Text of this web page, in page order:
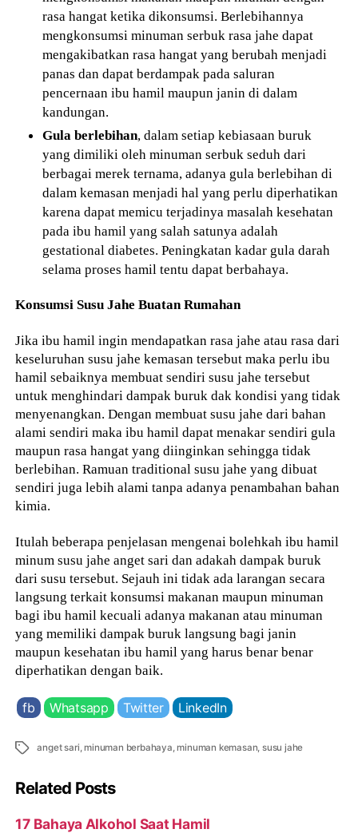
rasa hangat ketika dikonsumsi. Berlebihannya
mengkonsumsi minuman serbuk rasa jahe dapat
mengakibatkan rasa hangat yang berubah menjadi
panas dan dapat berdampak pada saluran
pencernaan ibu hamil maupun janin di dalam
kandungan.
Gula berlebihan, dalam setiap kebiasaan buruk
yang dimiliki oleh minuman serbuk seduh dari
berbagai merek ternama, adanya gula berlebihan di
dalam kemasan menjadi hal yang perlu diperhatikan
karena dapat memicu terjadinya masalah kesehatan
pada ibu hamil yang salah satunya adalah
gestational diabetes. Peningkatan kadar gula darah
selama proses hamil tentu dapat berbahaya.
Konsumsi Susu Jahe Buatan Rumahan
Jika ibu hamil ingin mendapatkan rasa jahe atau rasa dari
keseluruhan susu jahe kemasan tersebut maka perlu ibu
hamil sebaiknya membuat sendiri susu jahe tersebut
untuk menghindari dampak buruk dak kondisi yang tidak
menyenangkan. Dengan membuat susu jahe dari bahan
alami sendiri maka ibu hamil dapat menakar sendiri gula
maupun rasa hangat yang diinginkan sehingga tidak
berlebihan. Ramuan traditional susu jahe yang dibuat
sendiri juga lebih alami tanpa adanya penambahan bahan
kimia.
Itulah beberapa penjelasan mengenai bolehkah ibu hamil
minum susu jahe anget sari dan adakah dampak buruk
dari susu tersebut. Sejauh ini tidak ada larangan secara
langsung terkait konsumsi makanan maupun minuman
bagi ibu hamil kecuali adanya makanan atau minuman
yang memiliki dampak buruk langsung bagi janin
maupun kesehatan ibu hamil yang harus benar benar
diperhatikan dengan baik.
fb Whatsapp Twitter LinkedIn
Tags anget sari,minuman berbahaya,minuman kemasan,susu jahe
Related Posts
17 Bahaya Alkohol Saat Hamil